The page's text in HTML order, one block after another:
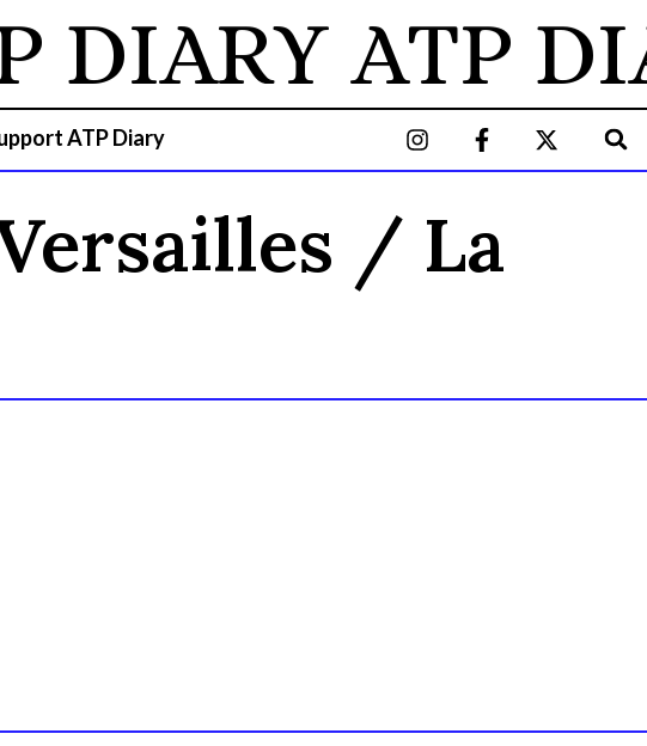
DIARY ATP
ATP Diary
/ La